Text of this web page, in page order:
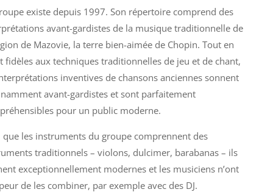
existe depuis 1997. Son répertoire comprend des
avant-gardistes de la musique traditionnelle de
de Mazovie, la terre bien-aimée de Chopin. Tout en
fidèles aux techniques traditionnelles de jeu et de chant,
inventives de chansons anciennes sonnent
avant-gardistes et sont parfaitement
pour un public moderne.
que les instruments du groupe comprennent des
traditionnels – violons, dulcimer, barabanas – ils
exceptionnellement modernes et les musiciens n’ont
de les combiner, par exemple avec des DJ.